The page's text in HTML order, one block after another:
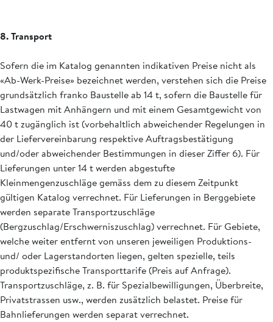
8. Transport
Sofern die im Katalog genannten indikativen Preise nicht als
«Ab-Werk-Preise» bezeichnet werden, verstehen sich die Preise
grundsätzlich franko Baustelle ab 14 t, sofern die Baustelle für
Lastwagen mit Anhängern und mit einem Gesamtgewicht von
40 t zugänglich ist (vorbehaltlich abweichender Regelungen in
der Liefervereinbarung respektive Auftragsbestätigung
und/oder abweichender Bestimmungen in dieser Ziffer 6). Für
Lieferungen unter 14 t werden abgestufte
Kleinmengenzuschläge gemäss dem zu diesem Zeitpunkt
gültigen Katalog verrechnet. Für Lieferungen in Berggebiete
werden separate Transportzuschläge
(Bergzuschlag/Erschwerniszuschlag) verrechnet. Für Gebiete,
welche weiter entfernt von unseren jeweiligen Produktions-
und/ oder Lagerstandorten liegen, gelten spezielle, teils
produktspezifische Transporttarife (Preis auf Anfrage).
Transportzuschläge, z. B. für Spezialbewilligungen, Überbreite,
Privatstrassen usw., werden zusätzlich belastet. Preise für
Bahnlieferungen werden separat verrechnet.